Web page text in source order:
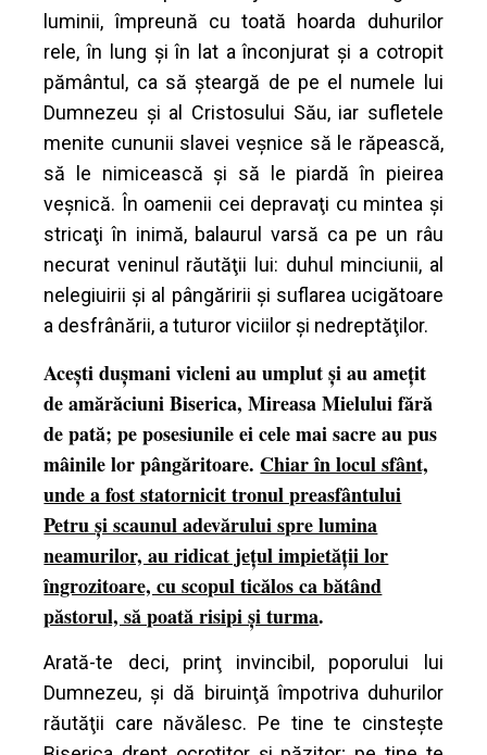
luminii, împreună cu toată hoarda duhurilor
rele, în lung şi în lat a înconjurat şi a cotropit
pământul, ca să şteargă de pe el numele lui
Dumnezeu şi al Cristosului Său, iar sufletele
menite cununii slavei veşnice să le răpească,
să le nimicească şi să le piardă în pieirea
veşnică. În oamenii cei depravaţi cu mintea şi
stricaţi în inimă, balaurul varsă ca pe un râu
necurat veninul răutăţii lui: duhul minciunii, al
nelegiuirii şi al pângăririi şi suflarea ucigătoare
a desfrânării, a tuturor viciilor şi nedreptăţilor.
Aceşti duşmani vicleni au umplut şi au ameţit
de amărăciuni Biserica, Mireasa Mielului fără
de pată; pe posesiunile ei cele mai sacre au pus
mâinile lor pângăritoare. Chiar în locul sfânt,
unde a fost statornicit tronul preasfântului
Petru şi scaunul adevărului spre lumina
neamurilor, au ridicat jeţul impietăţii lor
îngrozitoare, cu scopul ticălos ca bătând
păstorul, să poată risipi şi turma.
Arată-te deci, prinţ invincibil, poporului lui
Dumnezeu, şi dă biruinţă împotriva duhurilor
răutăţii care năvălesc. Pe tine te cinsteşte